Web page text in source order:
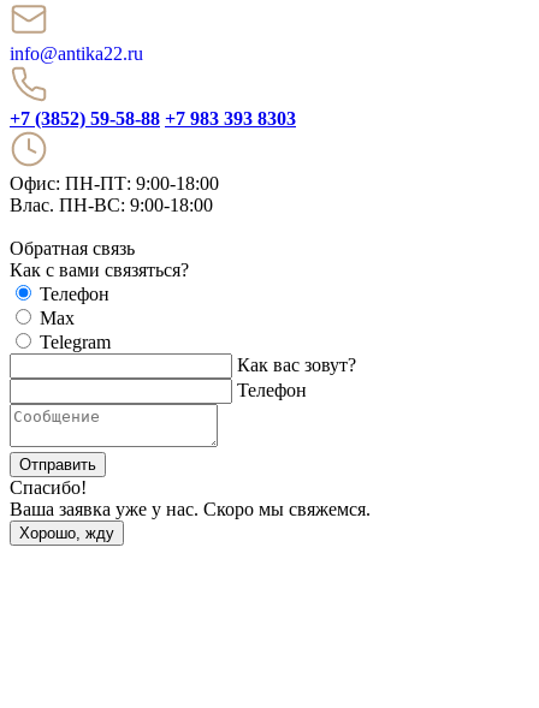
info@antika22.ru
+7 (3852) 59-58-88 +7 983 393 8303
Офис: ПН-ПТ: 9:00-18:00
Влас. ПН-ВС: 9:00-18:00
Обратная связь
Как с вами связяться?
Телефон
Max
Telegram
Как вас зовут?
Телефон
Отправить
Спасибо!
Ваша заявка уже у нас. Скоро мы свяжемся.
Хорошо, жду